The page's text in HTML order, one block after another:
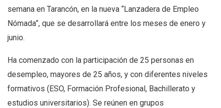
semana en Tarancón, en la nueva “Lanzadera de Empleo
Nómada”, que se desarrollará entre los meses de enero y
junio.
Ha comenzado con la participación de 25 personas en
desempleo, mayores de 25 años, y con diferentes niveles
formativos (ESO, Formación Profesional, Bachillerato y
estudios universitarios). Se reúnen en grupos